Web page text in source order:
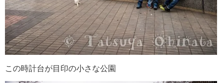
この時計台が目印の小さな公園